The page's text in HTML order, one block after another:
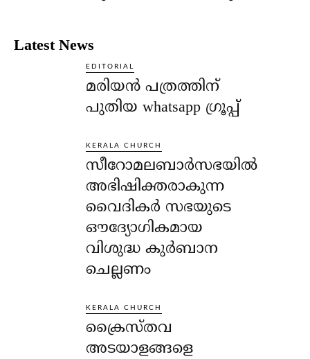
Latest News
EDITORIAL
മരിയൻ പത്രത്തിന്
പുതിയ whatsapp ഗ്രൂപ്പ്
KERALA CHURCH
സീറോമലബാർസഭയിൽ
അഭിഷിക്തരാകുന്ന
വൈദികർ സഭയുടെ
ഔദ്യോഗികമായ
വിശുദ്ധ കുർബാന
ചെല്ലണം
KERALA CHURCH
ക്രൈസ്തവ
അടയാളങ്ങളെ